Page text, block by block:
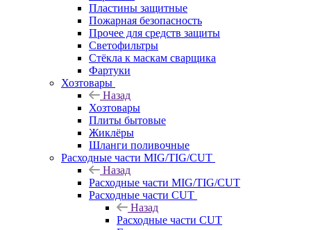
Пластины защитные
Пожарная безопасность
Прочее для средств защиты
Светофильтры
Стёкла к маскам сварщика
Фартуки
Хозтовары
Назад
Хозтовары
Плиты бытовые
Жиклёры
Шланги поливочные
Расходные части MIG/TIG/CUT
Назад
Расходные части MIG/TIG/CUT
Расходные части CUT
Назад
Расходные части CUT